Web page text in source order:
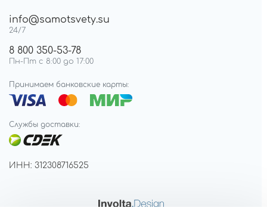
info@samotsvety.su
24/7
8 800 350-53-78
Пн-Пт с 8:00 до 17:00
Принимаем банковские карты:
Службы доставки:
ИНН: 312308716525